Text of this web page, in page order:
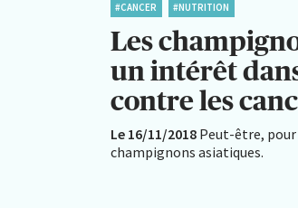
#CANCER #NUTRITION
Les
un intérêt
contre les
Le 16/11/2018 Peut-être,
champignons asiatiques.